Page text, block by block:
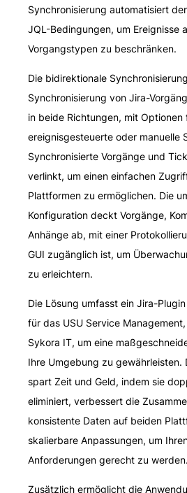
Synchronisierung automatisiert
JQL-Bedingungen, um Ereignisse
Vorgangstypen zu beschränken.
Die bidirektionale
Synchronisierung von Jira-
in beide Richtungen, mit Optionen
ereignisgesteuerte oder manuelle
Synchronisierte Vorgänge und
verlinkt, um einen einfachen
Plattformen zu ermöglichen. Die
Konfiguration deckt Vorgänge,
Anhänge ab, mit einer
GUI zugänglich ist, um
zu erleichtern.
Die Lösung umfasst ein Jira-
für das USU Service
Sykora IT, um eine
Ihre Umgebung zu gewährleisten.
spart Zeit und Geld, indem sie
eliminiert, verbessert die
konsistente Daten auf beiden
skalierbare Anpassungen, um
Anforderungen gerecht zu werden.
Zusätzlich ermöglicht die